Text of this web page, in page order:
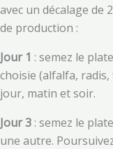
avec un décalage
de production :
Jour 1 : semez le
choisie (alfalfa,
jour, matin et soir.
Jour 3 : semez le
une autre.